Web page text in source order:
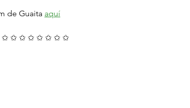
de Guaita aquí
✩ ✩ ✩ ✩ ✩ ✩ ✩